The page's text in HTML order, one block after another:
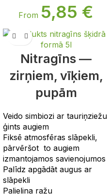
From 5,85 €
Nitragīns —
zirņiem, vīķiem,
pupām
Veido simbiozi ar tauriņziežu
ģints augiem
Fiksē atmosfēras slāpekli,
pārvēršot to augiem
izmantojamos savienojumos
Palīdz apgādāt augus ar
slāpekli
Palielina ražu